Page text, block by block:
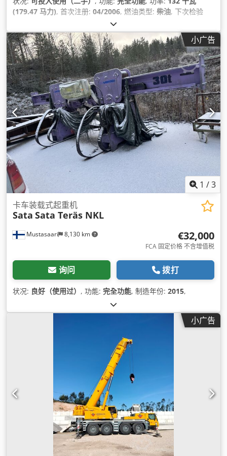
(179.47 马力), 首次注册: 04/2006, 燃油类型: 柴油, 下次检验
, 颜色:
轮类型:机械的, 座位数量:2, 总高度:3,500 毫米, 制造年份:
2006, 设备:USB端口, 中央锁, 卡车注册, 安全气囊, 拖车连接装
置, 电动窗调节, 起重机, 防抱死制动系统 (ABS),
小广告
1 /3
Mustasaari 8,130 km
卡车装载式起重机
Sata Sata Teräs NKL
€32,000
FCA 固定价格 不含增值税
询问 拨打
状况: 良好（使用过） , 功能: 完全功能, 制造年份: 2015,
小广告